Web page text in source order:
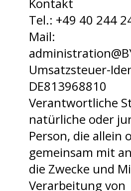
Tel.: +49 40 244
Mail:
Umsatzsteuer-
DE813968810
Verantwortliche
natürliche oder
Person, die allein
gemeinsam mit
die Zwecke und
Verarbeitung von